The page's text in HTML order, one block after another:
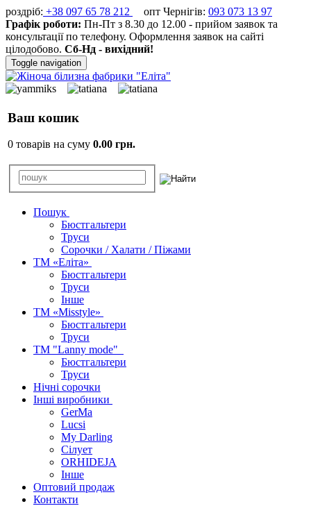
роздріб: +38 097 65 78 212 опт Чернігів: 093 073 13 97
Графік роботи: Пн-Пт з 8.30 до 12.00 - прийом заявок та
консультації по телефону. Оформлення заявок на сайті
цілодобово. Сб-Нд - вихідний!
Toggle navigation
Ваш кошик
0 товарів на суму 0.00 грн.
Пошук
Бюстгальтери
Труси
Сорочки / Халати / Піжами
ТМ «Еліта»
Бюстгальтери
Труси
Інше
ТМ «Misstyle»
Бюстгальтери
Труси
ТМ "Lanny mode"
Бюстгальтери
Труси
Нічні сорочки
Інші виробники
GerMa
Lucsi
My Darling
Сілует
ORHIDEJA
Інше
Оптовий продаж
Контакти